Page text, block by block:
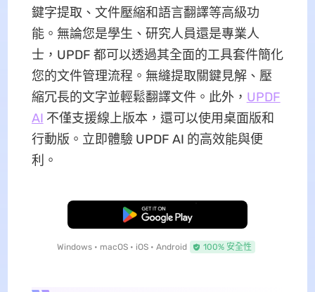
鍵字提取、文件壓縮和語言翻譯等高級功
能。無論您是學生、研究人員還是專業人
士，UPDF 都可以透過其全面的工具套件簡化
您的文件管理流程。無縫提取關鍵見解、壓
縮冗長的文字並輕鬆翻譯文件。此外， UPDF
AI 不僅支援線上版本，還可以使用桌面版和
行動版。立即體驗 UPDF AI 的高效能與便
利。
免費下載
Windows • macOS • iOS • Android 100% 安全性